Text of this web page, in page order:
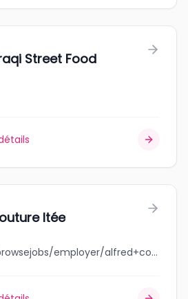
Street Food
ltée
jobbank.gc.ca/browsejobs/employer/alfred+couture+lt%C3%A9e/ca